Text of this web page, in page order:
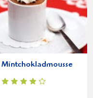
Mintchokladmousse